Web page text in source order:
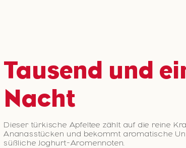
Tausend und
Nacht
Dieser türkische Apfeltee zählt auf die reine
Ananasstücken und bekommt aromatische
süßliche Joghurt-Aromennoten.